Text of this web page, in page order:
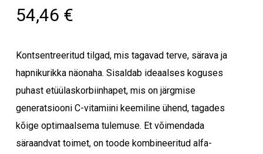
54,46 €
​Kontsentreeritud tilgad, mis tagavad terve, särava ja
hapnikurikka näonaha. Sisaldab ideaalses koguses
puhast etüülaskorbiinhapet, mis on järgmise
generatsiooni C-vitamiini keemiline ühend, tagades
kõige optimaalsema tulemuse. Et võimendada
säraandvat toimet, on toode kombineeritud alfa-